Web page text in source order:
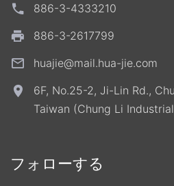
886-3-4333210
886-3-2617799
huajie@mail.hua-jie.com
6F, No.25-2, Ji-Lin Rd.,
Taiwan (Chung Li
フォローする